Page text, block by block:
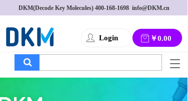
DKM(Decode Key Molecules) 400-168-1698
  info@DKM.cn
Login ￥0.00
T
g
g